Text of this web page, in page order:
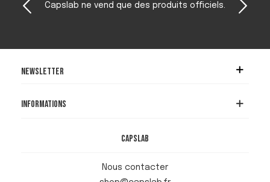
Capslab ne vend que des produits officiels.
Newsletter
Informations
Capslab
Nous contacter